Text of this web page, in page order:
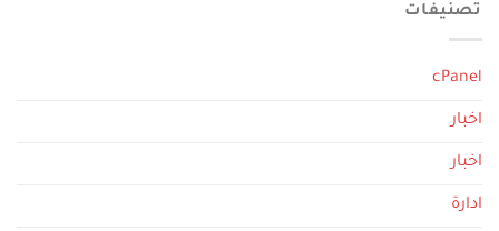
تصنيفات
cPanel
اخبار
اخبار
ادارة